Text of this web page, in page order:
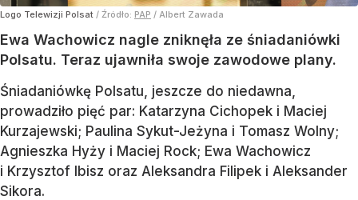
Logo Telewizji Polsat / Źródło: PAP / Albert Zawada
Ewa Wachowicz nagle zniknęła ze śniadaniówki
Polsatu. Teraz ujawniła swoje zawodowe plany.
Śniadaniówkę Polsatu, jeszcze do niedawna,
prowadziło pięć par: Katarzyna Cichopek i Maciej
Kurzajewski; Paulina Sykut-Jeżyna i Tomasz Wolny;
Agnieszka Hyży i Maciej Rock; Ewa Wachowicz
i Krzysztof Ibisz oraz Aleksandra Filipek i Aleksander
Sikora.